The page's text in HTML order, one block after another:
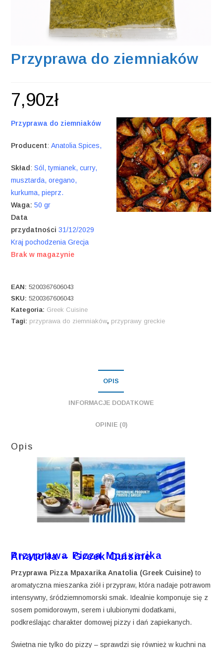
Przyprawa do ziemniaków
7,90zł
Przyprawa do ziemniaków
Producent:Anatolia Spices,
Skład :Sól, tymianek, curry,
musztarda, oregano,
kurkuma, pieprz.
Waga: 50 gr
Data
przydatności 31/12/2029
Kraj pochodzenia Grecja
Brak w magazynie
EAN:5200367606043
SKU:5200367606043
Kategoria: Greek Cuisine
Tagi: przyprawa do ziemniaków, przyprawy greckie
OPIS
INFORMACJE DODATKOWE
OPINIE (0)
Opis
Przyprawa Pizza Mpaxarika Anatolia – Greek Cuisine
Przyprawa Pizza Mpaxarika Anatolia (Greek Cuisine) to
aromatyczna mieszanka ziół i przypraw, która nadaje potrawom
intensywny, śródziemnomorski smak. Idealnie komponuje się z
sosem pomidorowym, serem i ulubionymi dodatkami,
podkreślając charakter domowej pizzy i dań zapiekanych.
Świetna nie tylko do pizzy – sprawdzi się również w kuchni na